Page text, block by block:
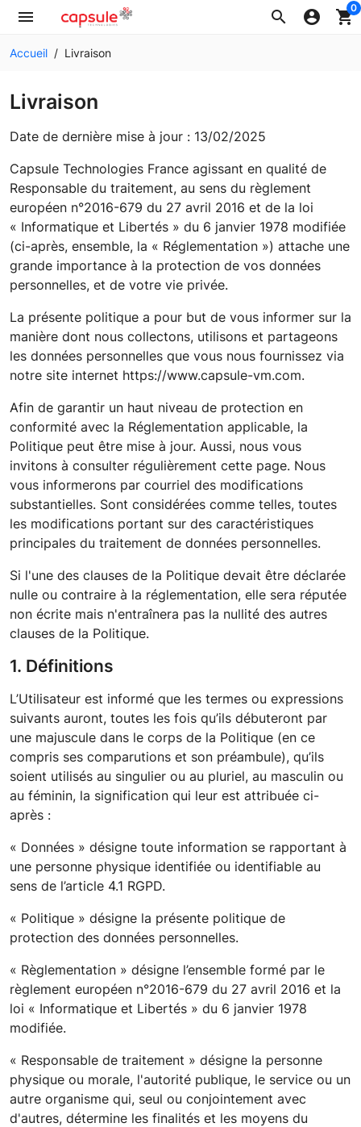
search
menu account_circle shopping_cart0
Accueil Livraison
Livraison
Date de dernière mise à jour : 13/02/2025
Capsule Technologies France agissant en qualité de
Responsable du traitement, au sens du règlement
européen n°2016-679 du 27 avril 2016 et de la loi
« Informatique et Libertés » du 6 janvier 1978 modifiée
(ci-après, ensemble, la « Réglementation ») attache une
grande importance à la protection de vos données
personnelles, et de votre vie privée.
La présente politique a pour but de vous informer sur la
manière dont nous collectons, utilisons et partageons
les données personnelles que vous nous fournissez via
notre site internet https://www.capsule-vm.com.
Afin de garantir un haut niveau de protection en
conformité avec la Réglementation applicable, la
Politique peut être mise à jour. Aussi, nous vous
invitons à consulter régulièrement cette page. Nous
vous informerons par courriel des modifications
substantielles. Sont considérées comme telles, toutes
les modifications portant sur des caractéristiques
principales du traitement de données personnelles.
Si l'une des clauses de la Politique devait être déclarée
nulle ou contraire à la réglementation, elle sera réputée
non écrite mais n'entraînera pas la nullité des autres
clauses de la Politique.
1. Définitions
L’Utilisateur est informé que les termes ou expressions
suivants auront, toutes les fois qu’ils débuteront par
une majuscule dans le corps de la Politique (en ce
compris ses comparutions et son préambule), qu’ils
soient utilisés au singulier ou au pluriel, au masculin ou
au féminin, la signification qui leur est attribuée ci-
après :
« Données » désigne toute information se rapportant à
une personne physique identifiée ou identifiable au
sens de l’article 4.1 RGPD.
« Politique » désigne la présente politique de
protection des données personnelles.
« Règlementation » désigne l’ensemble formé par le
règlement européen n°2016-679 du 27 avril 2016 et la
loi « Informatique et Libertés » du 6 janvier 1978
modifiée.
« Responsable de traitement » désigne la personne
physique ou morale, l'autorité publique, le service ou un
autre organisme qui, seul ou conjointement avec
d'autres, détermine les finalités et les moyens du